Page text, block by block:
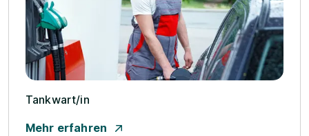
Tankwart/­in
Mehr erfahren